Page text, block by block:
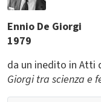
Ennio De Giorgi
1979
da un inedito in Atti
Giorgi tra scienza e